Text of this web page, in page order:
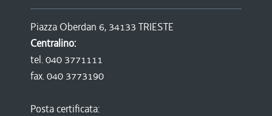
Piazza Oberdan 6, 34133 TRIESTE
Centralino:
tel. 040 3771111
fax. 040 3773190
Posta certificata: